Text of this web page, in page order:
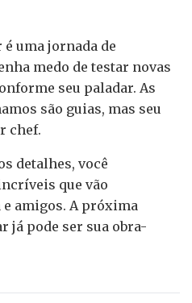
uma jornada de
medo de testar novas
seu paladar. As
são guias, mas seu
chef.
detalhes, você
que vão
amigos. A próxima
já pode ser sua obra-